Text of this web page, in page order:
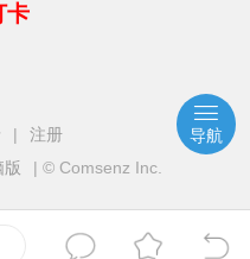
卡
|
注册
版 | © Comsenz Inc.
导航